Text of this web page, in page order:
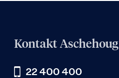
Kontakt Aschehoug
22 400 400